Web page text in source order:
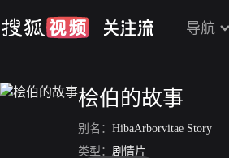
导航
桧伯的故事
别名： HibaArborvitae Story
类型： 剧情片